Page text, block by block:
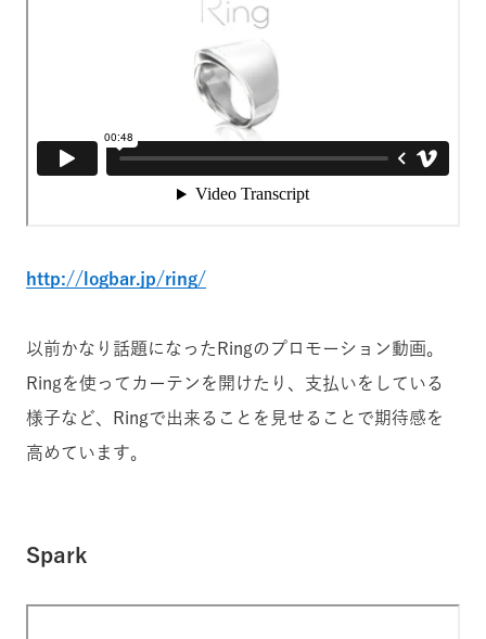
http://logbar.jp/ring/
以前かなり話題になったRingのプロモーション動画。
Ringを使ってカーテンを開けたり、支払いをしている
様子など、Ringで出来ることを見せることで期待感を
高めています。
Spark